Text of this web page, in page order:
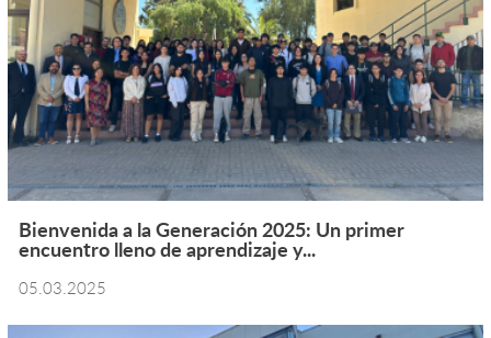
Bienvenida a la Generación 2025: Un primer
encuentro lleno de aprendizaje y...
05.03.2025